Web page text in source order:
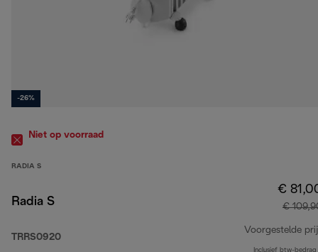
-26%
Niet op voorraad
RADIA S
Radia S
TRRS0920
€
€
Voorgestelde
Inclusief btw-bedrag